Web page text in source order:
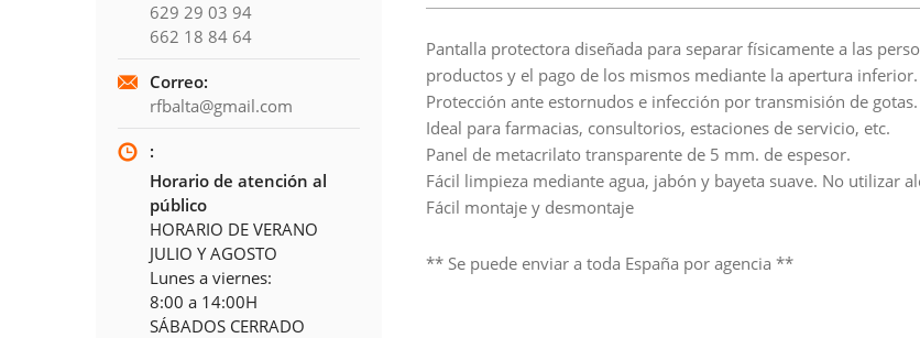
Pantalla protectora diseñada para separar físicamente a las
productos y el pago de los mismos mediante la apertura inferior.
Protección ante estornudos e infección por transmisión de gotas.
Ideal para farmacias, consultorios, estaciones de servicio, etc.
Panel de metacrilato transparente de 5 mm. de espesor.
Fácil limpieza mediante agua, jabón y bayeta suave. No utilizar
Fácil montaje y desmontaje
** Se puede enviar a toda España por agencia **
629 29 03 94
662 18 84 64
Correo:
rfbalta@gmail.com
:
Horario de atención al
público
HORARIO DE VERANO
JULIO Y AGOSTO
Lunes a viernes:
8:00 a 14:00H
SÁBADOS CERRADO